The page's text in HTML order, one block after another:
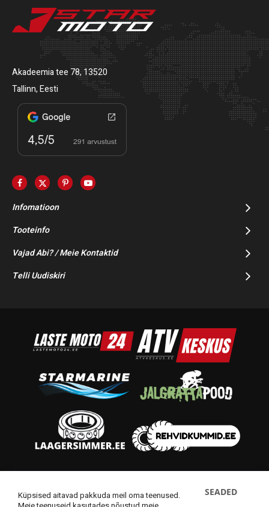
Akadeemia tee 78, 13520
Tallinn, Eesti
Infomatioon
Tooteinfo
Vajad Abi? / Meie Kontaktid
Telli Uudiskiri
Küpsised aitavad pakkuda meil oma teenused.
SEADED